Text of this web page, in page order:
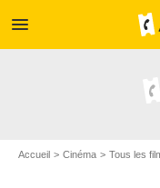
menu
Accueil Cinéma Tous les